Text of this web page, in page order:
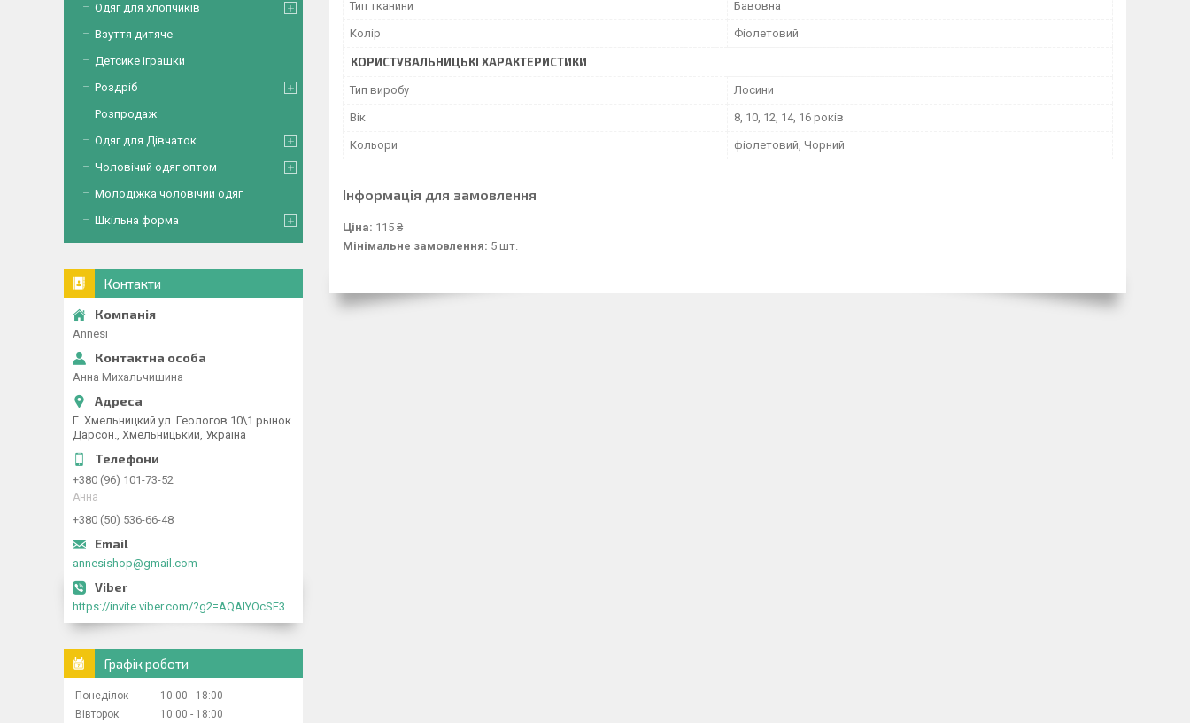
Тип тканини Бавовна
Колір Фіолетовий
КОРИСТУВАЛЬНИЦЬКІ ХАРАКТЕРИСТИКИ
Тип виробу Лосини
Вік 8, 10, 12, 14, 16 років
Кольори фіолетовий, Чорний
Інформація для замовлення
Ціна: 115 ₴
Мінімальне замовлення: 5 шт.
Одяг для хлопчиків
Взуття дитяче
Детсике іграшки
Роздріб
Розпродаж
Одяг для Дівчаток
Чоловічий одяг оптом
Молодіжка чоловічий одяг
Шкільна форма
Контакти
Annesi
Анна Михальчишина
Г. Хмельницкий ул. Геологов 10\1 рынок
Дарсон., Хмельницький, Україна
+380 (96) 101-73-52
Анна
+380 (50) 536-66-48
annesishop@gmail.com
https://invite.viber.com/?g2=AQAlYOcSF30rb0kdJdojYDWtk4sNE5eWPg2Om5jJmRlpJwnTwfwnCzMMxer2vioZ"
Графік роботи
Понеділок 10:00
18:00
Вівторок
10:00 18:00